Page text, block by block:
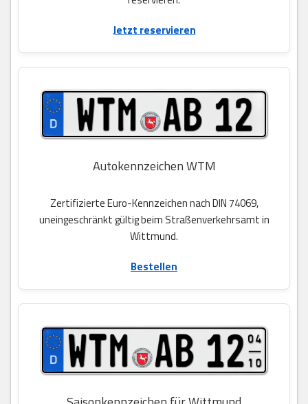
Jetzt reservieren
Autokennzeichen WTM
Zertifizierte Euro-Kennzeichen nach DIN 74069,
uneingeschränkt gültig beim Straßenverkehrsamt in
Wittmund.
Bestellen